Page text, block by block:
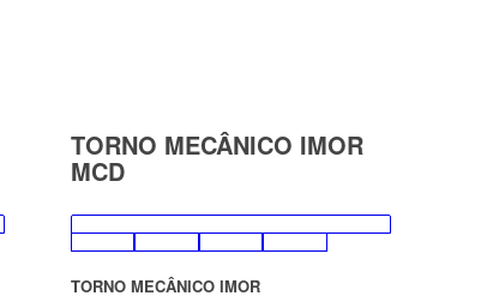
TORNO MECÂNICO IMOR
MCD
TORNO MECÂNICO IMOR